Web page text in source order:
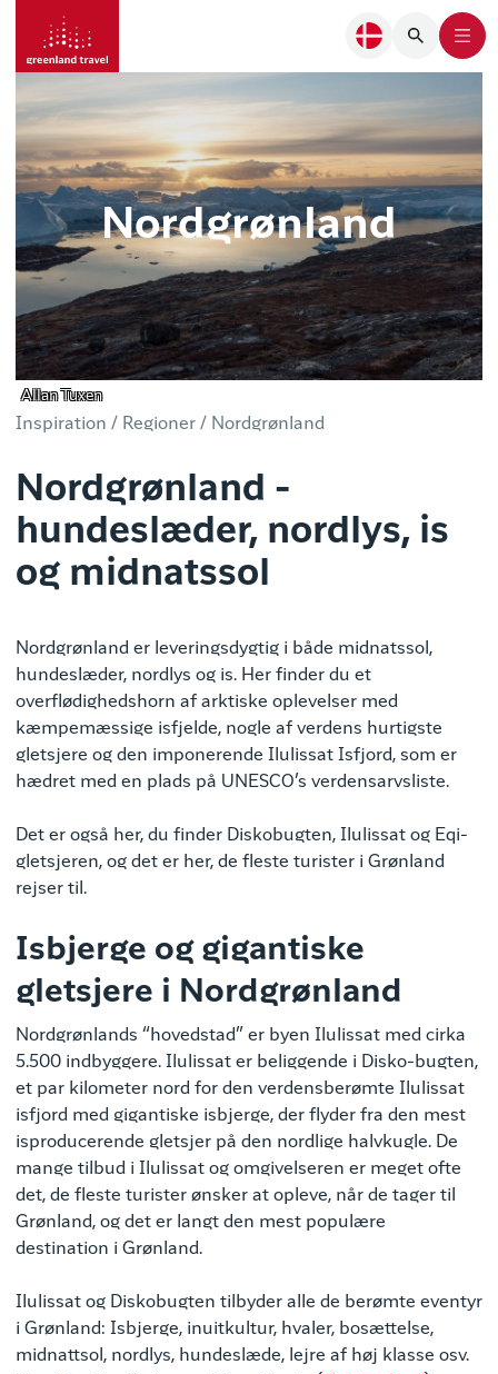
Nordgrønland
Allan Tuxen
Inspiration / Regioner / Nordgrønland
Nordgrønland -
hundeslæder, nordlys, is
og midnatssol
Nordgrønland er leveringsdygtig i både midnatssol,
hundeslæder, nordlys og is. Her finder du et
overflødighedshorn af arktiske oplevelser med
kæmpemæssige isfjelde, nogle af verdens hurtigste
gletsjere og den imponerende Ilulissat Isfjord, som er
hædret med en plads på UNESCO’s verdensarvsliste.
Det er også her, du finder Diskobugten, Ilulissat og Eqi-
gletsjeren, og det er her, de fleste turister i Grønland
rejser til.
Isbjerge og gigantiske
gletsjere i Nordgrønland
Nordgrønlands “hovedstad” er byen Ilulissat med cirka
5.500 indbyggere. Ilulissat er beliggende i Disko-bugten,
et par kilometer nord for den verdensberømte Ilulissat
isfjord med gigantiske isbjerge, der flyder fra den mest
isproducerende gletsjer på den nordlige halvkugle. De
mange tilbud i Ilulissat og omgivelseren er meget ofte
det, de fleste turister ønsker at opleve, når de tager til
Grønland, og det er langt den mest populære
destination i Grønland.
Ilulissat og Diskobugten tilbyder alle de berømte eventyr
i Grønland: Isbjerge, inuitkultur, hvaler, bosættelse,
midnattsol, nordlys, hundeslæde, lejre af høj klasse osv.